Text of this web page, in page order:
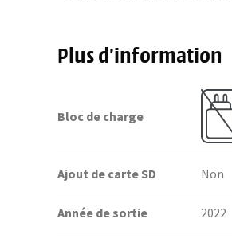
Plus d’information
Bloc de charge
Ajout de carte SD Non
Année de sortie 2022